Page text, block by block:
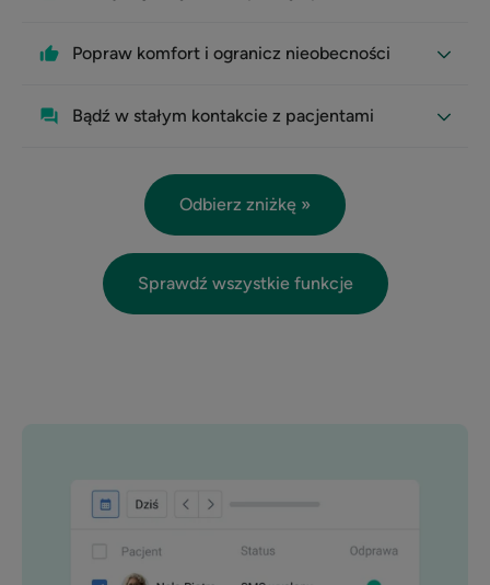
Popraw komfort i ogranicz nieobecności
Bądź w stałym kontakcie z pacjentami
Odbierz zniżkę »
Sprawdź wszystkie funkcje